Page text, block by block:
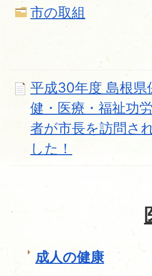
市の取組
平成30年度 島根県
健・医療・福祉功
者が市長を訪問さ
した！
成人の健康